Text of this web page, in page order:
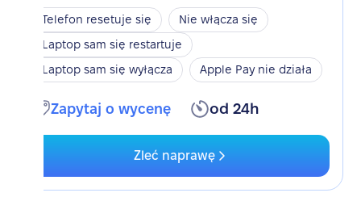
Telefon resetuje się
Nie włącza się
Laptop sam się restartuje
Laptop sam się wyłącza
Apple Pay nie działa
Zapytaj o wycenę od 24h
Zleć naprawę